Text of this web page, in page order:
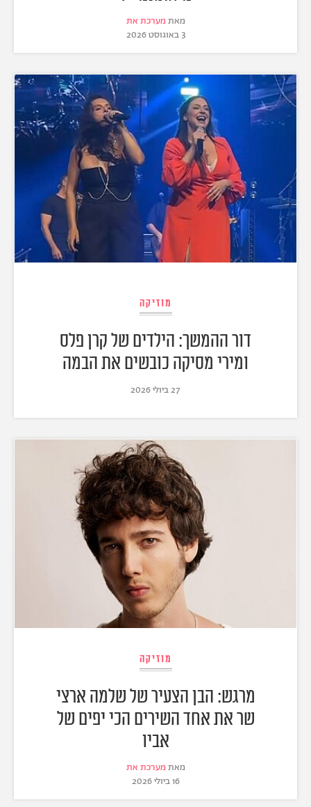
מאת מערכת את
3 באוגוסט 2026
מוזיקה
דור ההמשך: הילדים של קרן פלס
ומירי מסיקה כובשים את הבמה
27 ביולי 2026
מוזיקה
מרגש: הבן הצעיר של שלמה ארצי
שר את אחד השירים הכי יפים של
אביו
מאת מערכת את
16 ביולי 2026